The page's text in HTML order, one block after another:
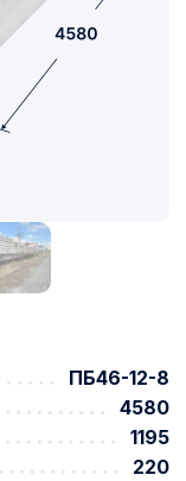
ПБ46-12-8
4580
1195
220